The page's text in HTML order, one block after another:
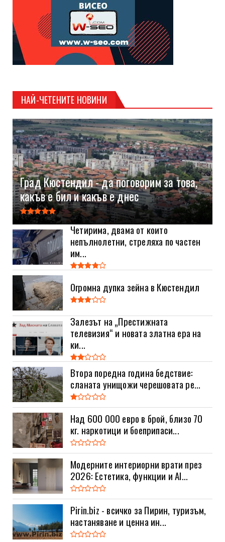
НАЙ-ЧЕТЕНИТЕ НОВИНИ
Град Кюстендил - да поговорим за това,
какъв е бил и какъв е днес
Четирима, двама от които
непълнолетни, стреляха по частен
им...
Огромна дупка зейна в Кюстендил
Залезът на „Престижната
телевизия“ и новата златна ера на
ки...
Втора поредна година бедствие:
сланата унищожи черешовата ре...
Над 600 000 евро в брой, близо 70
кг. наркотици и боеприпаси...
Модерните интериорни врати през
2026: Естетика, функции и AI...
Pirin.biz - всичко за Пирин, туризъм,
настаняване и ценна ин...